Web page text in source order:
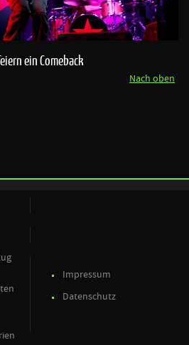
ein Comeback
Nach oben
Impressum
Datenschutz